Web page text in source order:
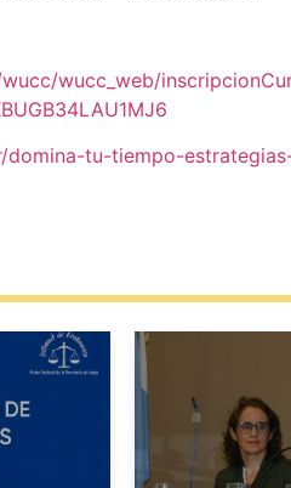
wucc_web/
domina-tu-tiempo-